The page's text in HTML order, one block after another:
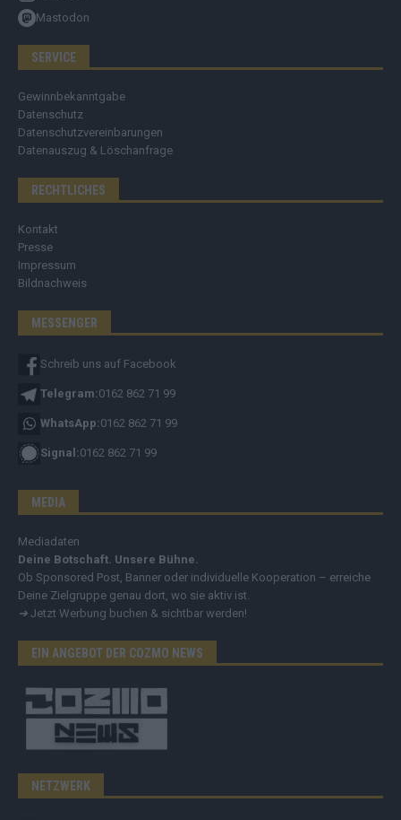
Mastodon
SERVICE
Gewinnbekanntgabe
Datenschutz
Datenschutzvereinbarungen
Datenauszug & Löschanfrage
RECHTLICHES
Kontakt
Presse
Impressum
Bildnachweis
MESSENGER
Schreib uns auf Facebook
Telegram:0162 862 71 99
WhatsApp:0162 862 71 99
Signal:0162 862 71 99
MEDIA
Mediadaten
Deine Botschaft. Unsere Bühne.
Ob Sponsored Post, Banner oder individuelle Kooperation – erreiche
Deine Zielgruppe genau dort, wo sie aktiv ist.
➔ Jetzt Werbung buchen & sichtbar werden!
EIN ANGEBOT DER COZMO NEWS
NETZWERK